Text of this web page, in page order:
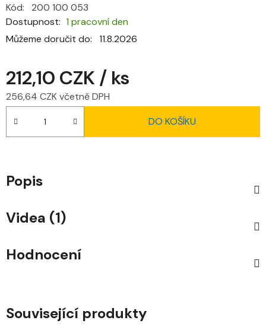
Dostupnost
1 pracovní den
Můžeme doručit do:
11.8.2026
Kód: 200 100 053
212,10 CZK / ks
256,64 CZK včetně DPH
DO KOŠÍKU
Popis
Videa (1)
Hodnocení
Související produkty